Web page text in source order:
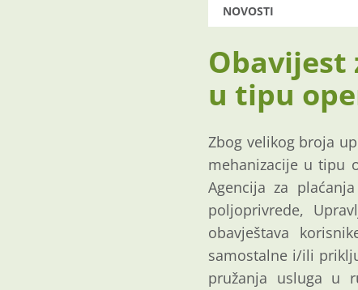
NOVOSTI
Obavijest
u tipu
Zbog velikog broja
mehanizacije u tipu
Agencija za
poljoprivrede,
obavještava
samostalne i/ili
pružanja usluga u